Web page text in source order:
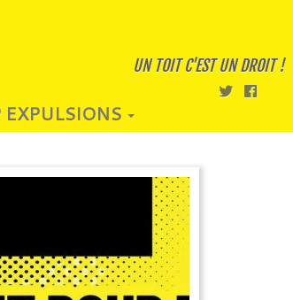
UN TOIT C'EST UN DROIT !
EXPULSIONS